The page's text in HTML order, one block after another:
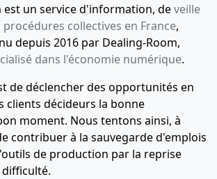
est un service d'information, deveille
collectives en France,
depuis 2016 par Dealing-Room,
dans l'économie numérique.
de déclencher des opportunités en
clients décideurs la bonne
moment. Nous tentons ainsi, à
contribuer à la sauvegarde d'emplois
de production par la reprise